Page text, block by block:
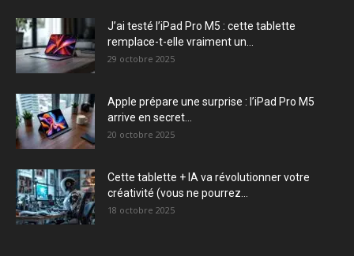
J’ai testé l’iPad Pro M5 : cette tablette
remplace-t-elle vraiment un...
29 octobre 2025
Apple prépare une surprise : l’iPad Pro M5
arrive en secret...
20 octobre 2025
Cette tablette + IA va révolutionner votre
créativité (vous ne pourrez...
18 octobre 2025